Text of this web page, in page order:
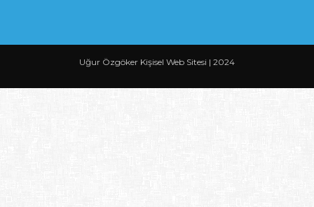
_İLGİSİ_.pdfhttps://t.co/zTcmJSrl3Ivia
@academia May 22, 2023 7:42 am
Uğur Özgöker Kişisel Web Sitesi | 2024